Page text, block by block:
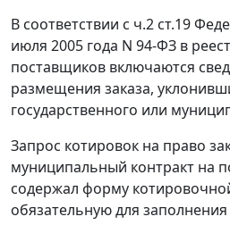
В соответствии с ч.2 ст.19
июля 2005 года N 94-ФЗ в
поставщиков включаются
размещения заказа,
государственного или
Запрос котировок на право
муниципальный контракт на
содержал форму
обязательную для